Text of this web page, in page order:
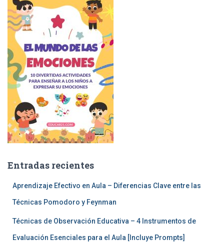
Entradas recientes
Aprendizaje Efectivo en Aula – Diferencias Clave entre las
Técnicas Pomodoro y Feynman
Técnicas de Observación Educativa – 4 Instrumentos de
Evaluación Esenciales para el Aula [Incluye Prompts]